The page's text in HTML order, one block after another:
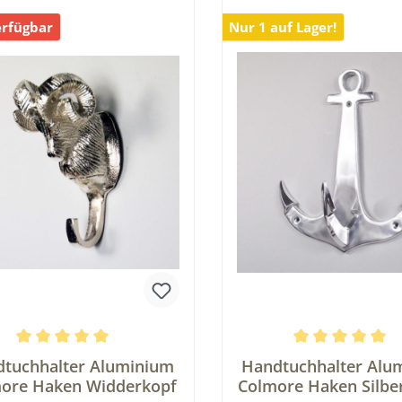
Bewertung von 5 von 5 Sternen
Aluminium
Haken Widderkopf
Nur 1 auf Lager!
Durchschnittliche
Handtuchhalter
Colmore Haken